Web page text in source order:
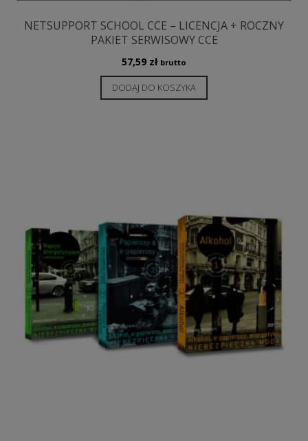
NETSUPPORT SCHOOL CCE – LICENCJA + ROCZNY
PAKIET SERWISOWY CCE
57,59 zł brutto
DODAJ DO KOSZYKA